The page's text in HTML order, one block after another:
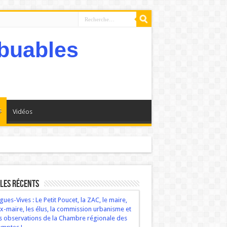
Vidéos
récents
Vives : Le Petit Poucet, la ZAC, le maire,
maire, les élus, la commission urbanisme et
observations de la Chambre régionale des